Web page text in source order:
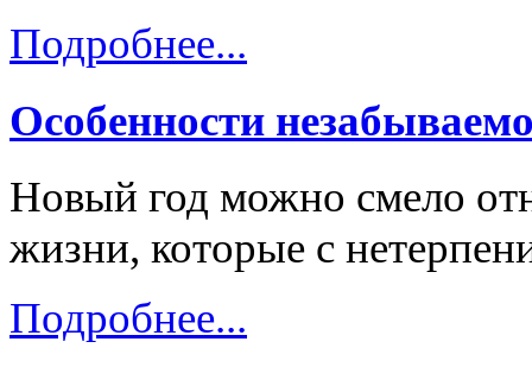
Подробнее...
Особенности
Новый год можно смело
жизни, которые с
Подробнее...